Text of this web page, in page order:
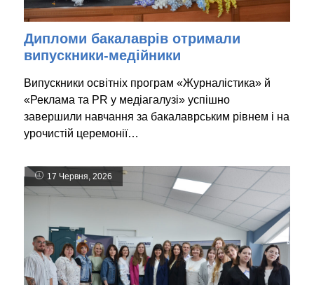
Дипломи бакалаврів отримали
випускники-медійники
Випускники освітніх програм «Журналістика» й
«Реклама та PR у медіагалузі» успішно
завершили навчання за бакалаврським рівнем і на
урочистій церемонії…
17 Червня, 2026